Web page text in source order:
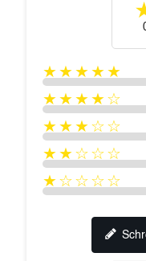
★★★★★
★★★★☆
★★★☆☆
★★☆☆☆
★☆☆☆☆